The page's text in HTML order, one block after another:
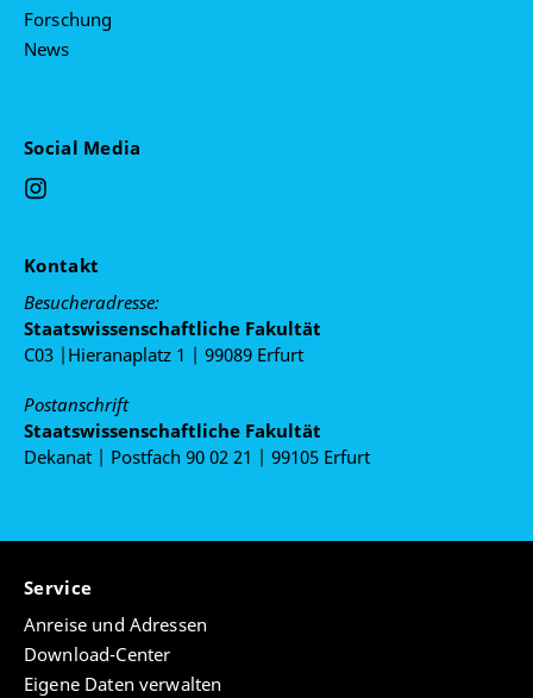
Forschung
News
Social Media
Kontakt
Besucheradresse:
Staatswissenschaftliche Fakultät
C03 |Hieranaplatz 1 | 99089 Erfurt
Postanschrift
Staatswissenschaftliche Fakultät
Dekanat | Postfach 90 02 21 | 99105 Erfurt
Service
Anreise und Adressen
Download-Center
Eigene Daten verwalten